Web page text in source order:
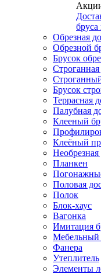
бруса
Обрезная
Обрезной
Брусок
Строганная
Брусок
Террасная
Палубная
Клееный
Клеёный
Необрезная
Планкен
Половая
Полок
Блок-хаус
Вагонка
Имитация
Фанера
Утеплитель
Элементы